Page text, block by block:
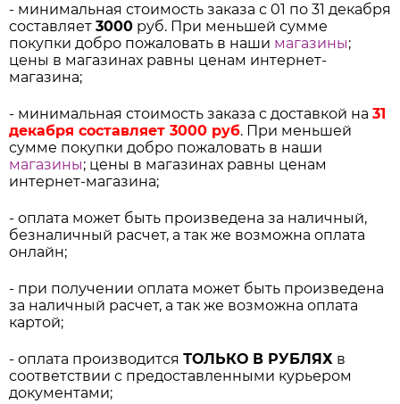
- минимальная стоимость заказа с 01 по 31 декабря
составляет 3000 руб. При меньшей сумме
покупки добро пожаловать в наши магазины;
цены в магазинах равны ценам интернет-
магазина;
- минимальная стоимость заказа с доставкой на 31
декабря составляет 3000 руб. При меньшей
сумме покупки добро пожаловать в наши
магазины; цены в магазинах равны ценам
интернет-магазина;
- оплата может быть произведена за наличный,
безналичный расчет, а так же возможна оплата
онлайн;
- при получении оплата может быть произведена
за наличный расчет, а так же возможна оплата
картой;
- оплата производится ТОЛЬКО В РУБЛЯХ в
соответствии с предоставленными курьером
документами;